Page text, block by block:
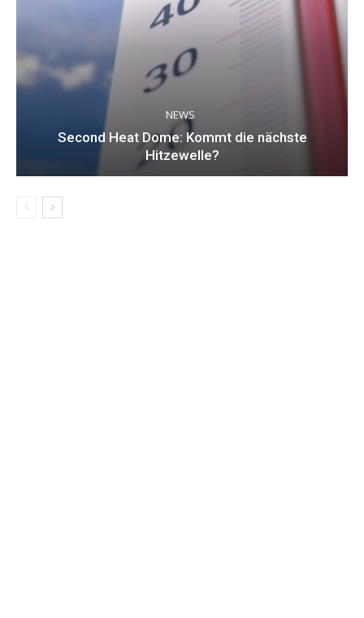
NEWS
Second Heat Dome: Kommt die nächste
Hitzewelle?